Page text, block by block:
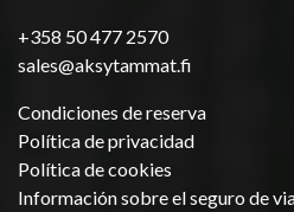
+358 50 477 2570
sales@aksytammat.fi
Condiciones de reserva
Política de privacidad
Política de cookies
Información sobre el seguro de